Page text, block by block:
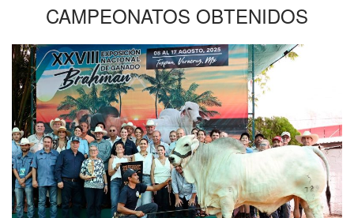
CAMPEONATOS OBTENIDOS